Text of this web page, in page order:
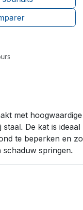
met hoogwaardige
De kat is ideaal
te beperken en zo
springen.